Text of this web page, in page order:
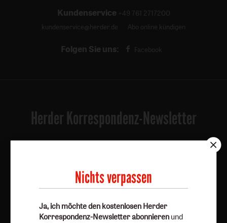
Kundenservice +49 761 2717200
kundenservice@herder.de
Abo online kündigen
Folgen Sie uns: Facebook
Herder Korrespondenz-Newsletter
die Verwendung meiner Kontaktdaten zum Zweck des E-
Mail-Marketings durch den Verlag Herder ein. Den
abbestellen.
Nichts verpassen
Ja, ich möchte den kostenlosen Herder
Korrespondenz-Newsletter abonnieren und